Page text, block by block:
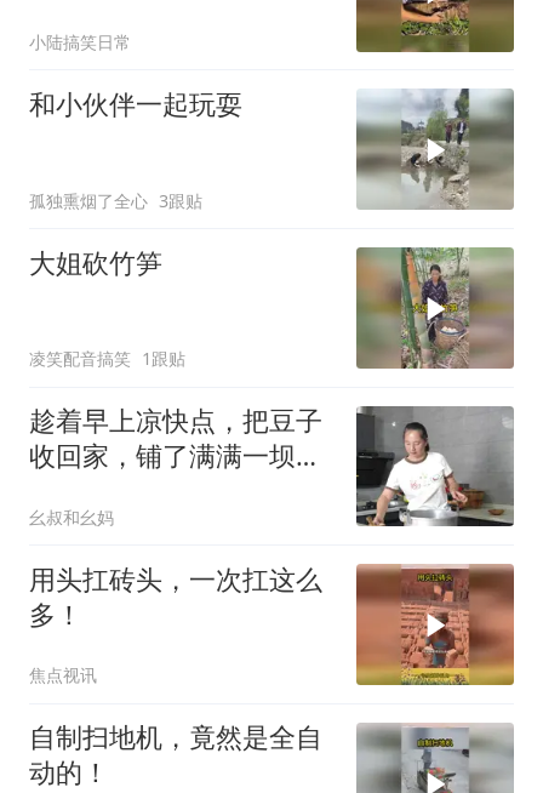
小陆搞笑日常
和小伙伴一起玩耍
孤独熏烟了全心 3跟贴
大姐砍竹笋
凌笑配音搞笑 1跟贴
趁着早上凉快点，把豆子
收回家，铺了满满一坝
豆花儿哦！
幺叔和幺妈
用头扛砖头，一次扛这么
多！
焦点视讯
自制扫地机，竟然是全自
动的！